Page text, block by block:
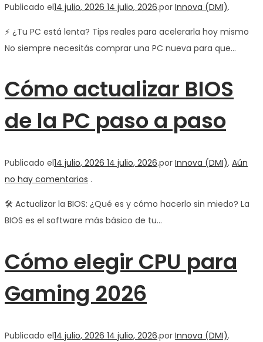
Publicado el14 julio, 2026 14 julio, 2026.por Innova (DMI).
⚡ ¿Tu PC está lenta? Tips reales para acelerarla hoy mismo
No siempre necesitás comprar una PC nueva para que…
Cómo actualizar BIOS
de la PC paso a paso
Publicado el14 julio, 2026 14 julio, 2026.por Innova (DMI). Aún
no hay comentarios .
🛠️ Actualizar la BIOS: ¿Qué es y cómo hacerlo sin miedo? La
BIOS es el software más básico de tu…
Cómo elegir CPU para
Gaming 2026
Publicado el14 julio, 2026 14 julio, 2026.por Innova (DMI).